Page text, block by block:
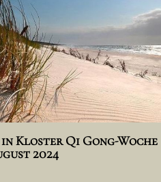
Kloster Qi Gong-Woche
2024